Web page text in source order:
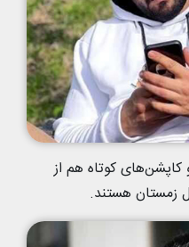
کوتاه هم از
زمستان هستند.